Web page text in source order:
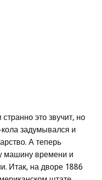
это звучит, но
задумывался и
А теперь
машину времени и
Итак, на дворе 1886